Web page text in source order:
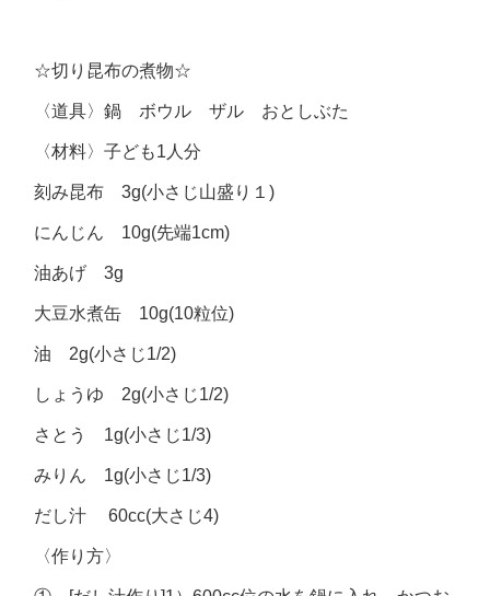
☆切り昆布の煮物☆
〈道具〉鍋 ボウル ザル おとしぶた
〈材料〉子ども1人分
刻み昆布 3g(小さじ山盛り１)
にんじん 10g(先端1cm)
油あげ 3g
大豆水煮缶 10g(10粒位)
油 2g(小さじ1/2)
しょうゆ 2g(小さじ1/2)
さとう 1g(小さじ1/3)
みりん 1g(小さじ1/3)
だし汁 60cc(大さじ4)
〈作り方〉